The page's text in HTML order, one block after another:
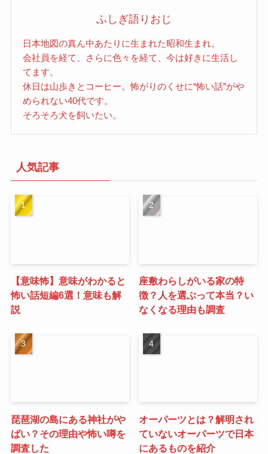
ふしぎ語りおじ
日本地図の真ん中あたりに生まれた昭和生まれ。
会社員を経て、さらに色々を経て、今は好きに生活し
てます。
休日は山歩きとコーヒー。怖がりのくせに“怖い話”がや
められない40代です。
そろそろ犬を飼いたい。
人気記事
【意味怖】意味がわかると
怖い話短編6選！意味も解
説
座敷わらしがいる家の特
徴？人を選ぶって本当？い
なくなる理由も調査
琵琶湖の島にある神社がや
ばい？その理由や怖い噂を
調査した
オーパーツとは？解明され
ていないオーパーツで日本
にあるものを紹介